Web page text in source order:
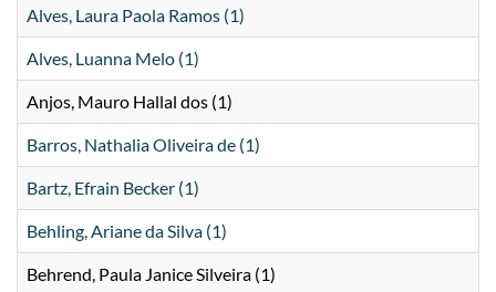
Alves, Laura Paola Ramos (1)
Alves, Luanna Melo (1)
Anjos, Mauro Hallal dos (1)
Barros, Nathalia Oliveira de (1)
Bartz, Efrain Becker (1)
Behling, Ariane da Silva (1)
Behrend, Paula Janice Silveira (1)